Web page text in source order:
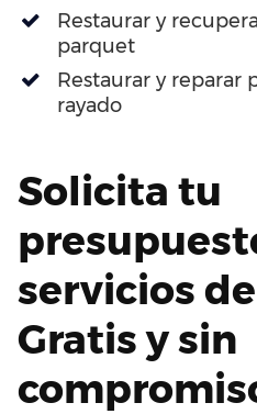
Restaurar y
parquet
Restaurar y reparar
rayado
Solicita tu
servicios
Gratis y sin